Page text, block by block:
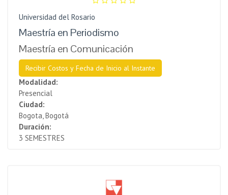
Universidad del Rosario
Maestría en Periodismo
Maestría en Comunicación
Recibir Costos y Fecha de Inicio al Instante
Modalidad:
Presencial
Ciudad:
Bogota, Bogotá
Duración:
3 SEMESTRES